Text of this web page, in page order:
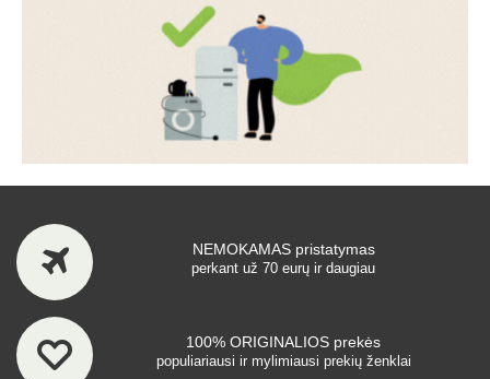
NEMOKAMAS pristatymas
perkant už 70 eurų ir daugiau
100% ORIGINALIOS prekės
populiariausi ir mylimiausi prekių ženklai